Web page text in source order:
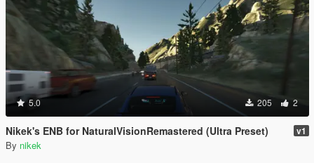
5.0 205 2
Nikek's ENB for NaturalVisionRemastered (Ultra Preset) v1
By nikek